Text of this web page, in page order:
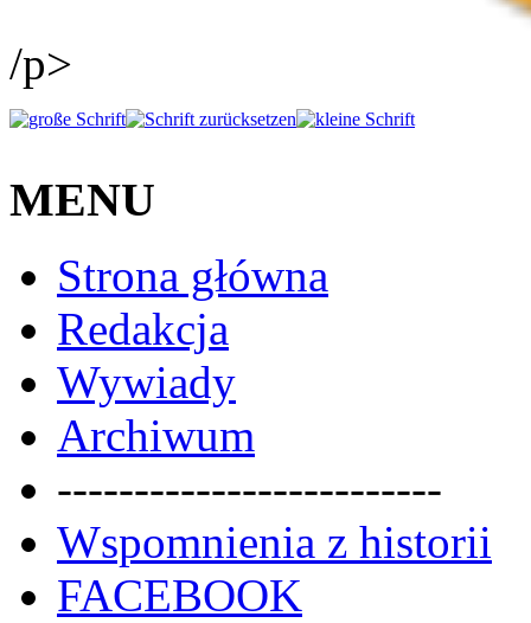
/p>
MENU
Strona główna
Redakcja
Wywiady
Archiwum
-------------------------
Wspomnienia z historii
FACEBOOK